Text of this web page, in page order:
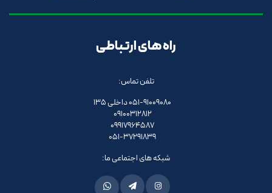
راه های ارتباطی
تلفن تماس:
051-91009080 داخلی 135
09100312812
09917964587
051-37291839
شبکه های اجتماعی ما: